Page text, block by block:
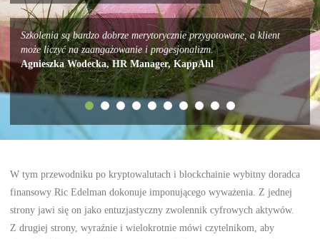
Szkolenia są bardzo dobrze merytorycznie przygotowane, a klient
może liczyć na zaangażowanie i progesjonalizm.
Agnieszka Wodecka, HR Manager, KappAhl
W tym przewodniku po kryptowalutach i blockchainie wybitny doradca
finansowy Ric Edelman dokonuje imponującego wyważenia. Z jednej
strony jawi się on jako entuzjastyczny zwolennik cyfrowych aktywów.
Z drugiej strony, wyraźnie i wielokrotnie mówi czytelnikom, aby